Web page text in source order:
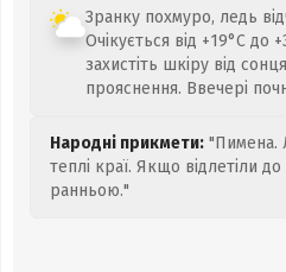
Зранку похмуро, ледь
Очікується від +19°C до
захистіть шкіру від
прояснення. Ввечері
Народні прикмети: "Пимена.
теплі краї. Якщо відлетіли
ранньою."